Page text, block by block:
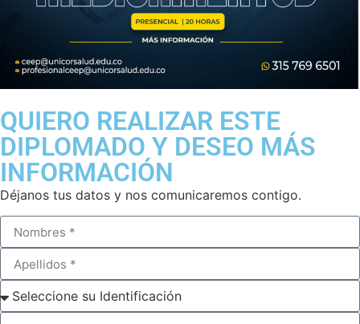
QUIERO REALIZAR ESTE
DIPLOMADO Y DESEO MÁS
INFORMACIÓN
Déjanos tus datos y nos comunicaremos contigo.